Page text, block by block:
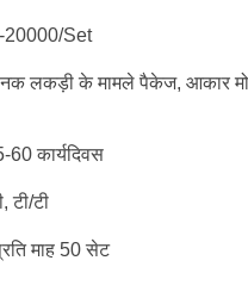
20000/set
लकड़ी के मामले पैकेज, आकार
60 कार्यदिवस
टी/टी
माह 50 सेट